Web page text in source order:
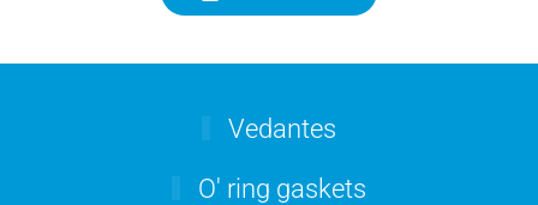
Vedantes
O' ring gaskets